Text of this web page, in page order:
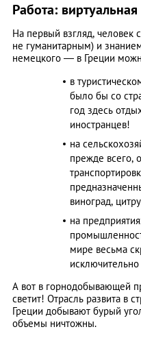
Работа:
На первый взгляд,
не гуманитарным) и
немецкого — в Греции
в
было бы со
год здесь
иностранцев!
на
прежде всего,
виноград,
на
мире весьма
А вот в горнодобывающей
светит! Отрасль развита в
Греции добывают бурый
объемы ничтожны.